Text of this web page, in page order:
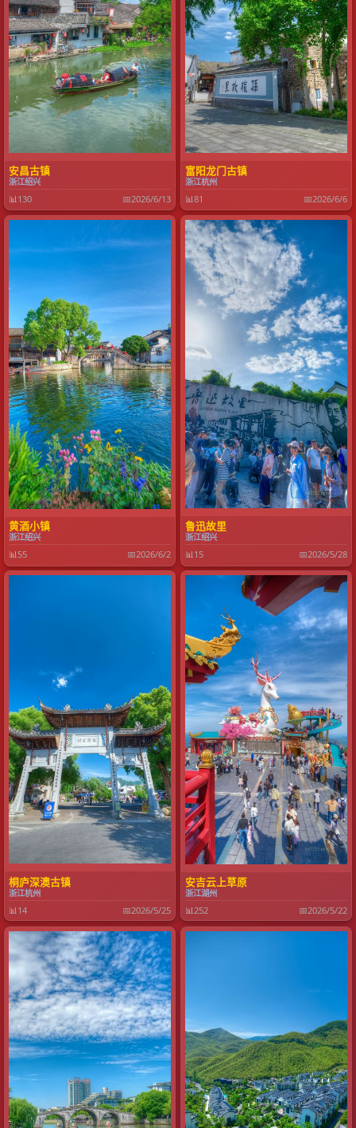
安昌古镇
浙江绍兴
📊 130 📅2026/6/13
富阳龙门古镇
浙江杭州
📊81 📅2026/6/6
黄酒小镇
浙江绍兴
📊55 📅2026/6/2
鲁迅故里
浙江绍兴
📊15 📅2026/5/28
桐庐深澳古镇
浙江杭州
📊 14 📅2026/5/25
安吉云上草原
浙江湖州
📊 252 📅2026/5/22